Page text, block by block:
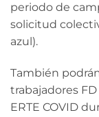
periodo de
solicitud
azul).
También
trabajadores
ERTE COVID